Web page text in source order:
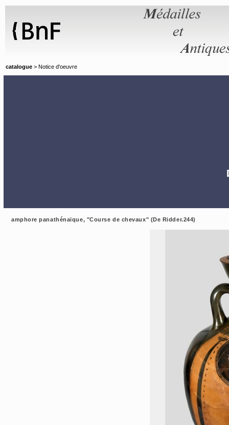
catalogue > Notice d'oeuvre
amphore panathénaïque, "Course de chevaux" (De Ridder.244)